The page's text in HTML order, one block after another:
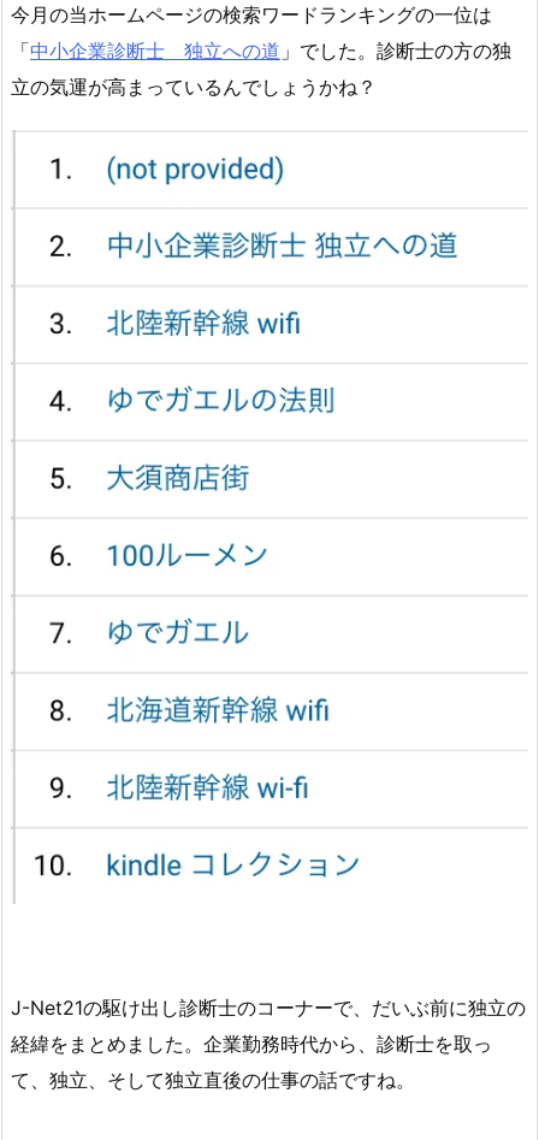
今月の当ホームページの検索ワードランキングの一位は
「中小企業診断士 独立への道 」でした。診断士の方の独
立の気運が高まっているんでしょうかね？
J-Net21の駆け出し診断士のコーナーで、だいぶ前に独立の
経緯をまとめました。企業勤務時代から、診断士を取っ
て、独立、そして独立直後の仕事の話ですね。